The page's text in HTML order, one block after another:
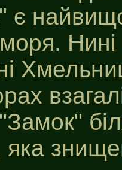
є
яка